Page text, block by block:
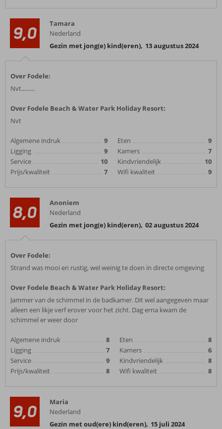
9,0
Tamara
Nederland
Gezin met jong(e) kind(eren), 13 augustus 2024
Over Fodele:
Nvt.........
Over Fodele Beach & Water Park Holiday Resort:
Nvt
Algemene indruk
9
Ligging
9
Service
10
Prijs/kwaliteit
7
Eten
9
Kamers
7
Kindvriendelijk
10
Wifi kwaliteit
9
8,0
Anoniem
Nederland
Gezin met jong(e) kind(eren), 02 augustus 2024
Over Fodele:
Strand was mooi en rustig, wel weinig te doen in directe omgeving
Over Fodele Beach & Water Park Holiday Resort:
Jammer van de schimmel in de badkamer. Dit wel aangegeven maar
alleen een likje verf erover voor het zicht. Dag erna kwam de
schimmel er weer door
Algemene indruk
8
Ligging
7
Service
9
Prijs/kwaliteit
8
Eten
8
Kamers
6
Kindvriendelijk
8
Wifi kwaliteit
8
9,0
Maria
Nederland
Gezin met oud(ere) kind(eren), 15 juli 2024